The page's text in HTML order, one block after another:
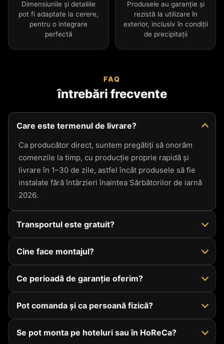
Dimensiunile și detaliile
pot fi adaptate la cerere,
pentru o integrare
perfectă
Produsele au garanție și
rezistă la utilizare în
exterior, inclusiv în condiții
de precipitații
FAQ
întrebări frecvente
Care este termenul de livrare?
Ca producător direct, suntem pregătiți să onorăm
comenzile la timp, cu producție proprie rapidă și
livrare în 1–30 de zile, astfel încât produsele să fie
instalate fără întârzieri înaintea Sărbătorilor de iarnă
2026.
Transportul este gratuit?
Cine face montajul?
Ce perioadă de garanție oferim?
Pot comanda și ca persoană fizică?
Se pot monta pe hoteluri sau în HoReCa?